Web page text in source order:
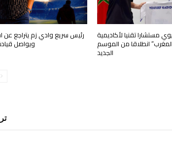
مستشارا تقنيا لأكاديمية
انطلاقا من الموسم
الجديد
رئيس سريع وادي زم يتراجع عن
ويواصل